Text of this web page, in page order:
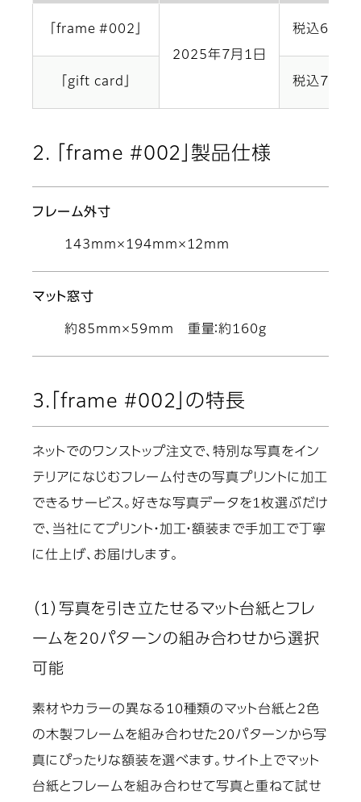
「frame #002」
2025年7月1日
税込6,600
「gift card」 税込7,150
2. 「frame #002」製品仕様
フレーム外寸
143mm×194mm×12mm
マット窓寸
約85mm×59mm 重量：約160g
3.「frame #002」の特長
ネットでのワンストップ注文で、特別な写真をイン
テリアになじむフレーム付きの写真プリントに加工
できるサービス。好きな写真データを1枚選ぶだけ
で、当社にてプリント・加工・額装まで手加工で丁寧
に仕上げ、お届けします。
（1）写真を引き立たせるマット台紙とフレ
ームを20パターンの組み合わせから選択
可能
素材やカラーの異なる10種類のマット台紙と2色
の木製フレームを組み合わせた20パターンから写
真にぴったりな額装を選べます。サイト上でマット
台紙とフレームを組み合わせて写真と重ねて試せ